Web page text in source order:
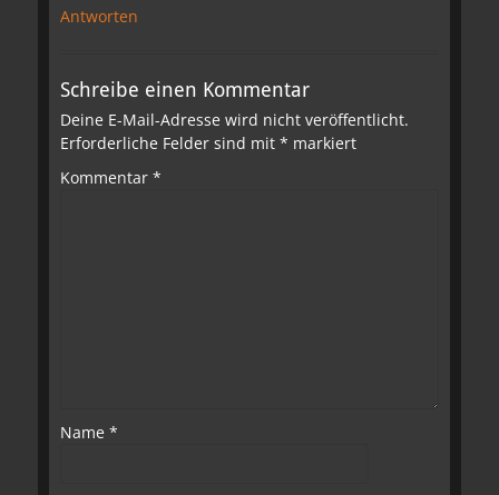
Antworten
Schreibe einen Kommentar
Deine E-Mail-Adresse wird nicht veröffentlicht.
Erforderliche Felder sind mit * markiert
Kommentar *
Name *